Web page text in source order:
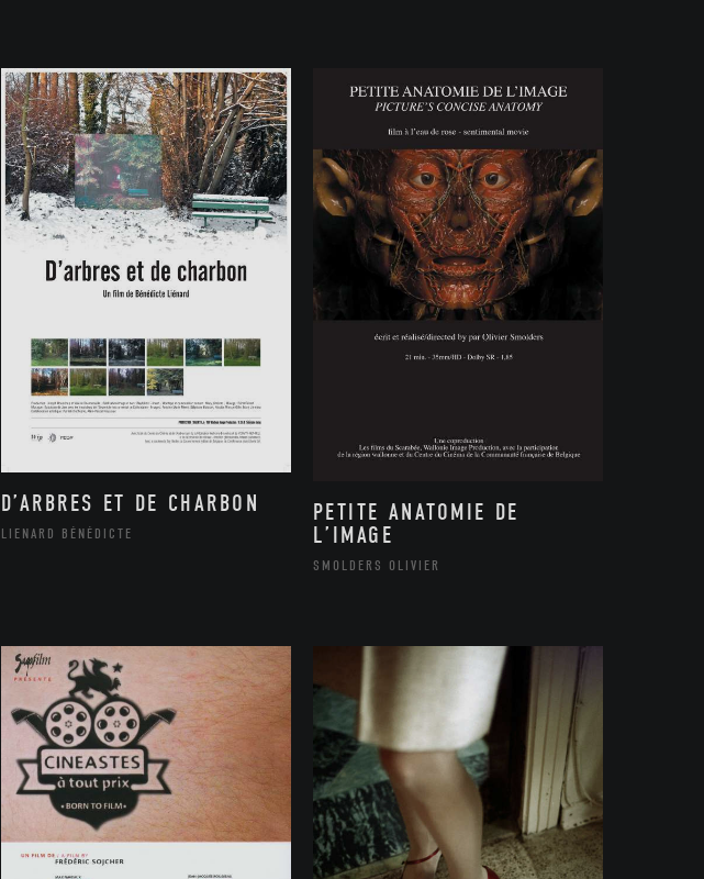
D’ARBRES ET DE CHARBON
LIENARD BÉNÉDICTE
PETITE ANATOMIE DE
L’IMAGE
SMOLDERS OLIVIER